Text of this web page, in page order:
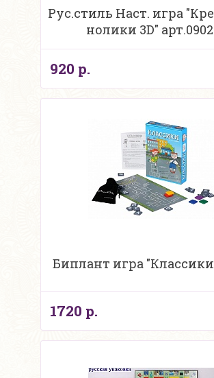
Рус.стиль Наст. игра
нолики 3D"
920 р.
Биплант игра
1720 р.